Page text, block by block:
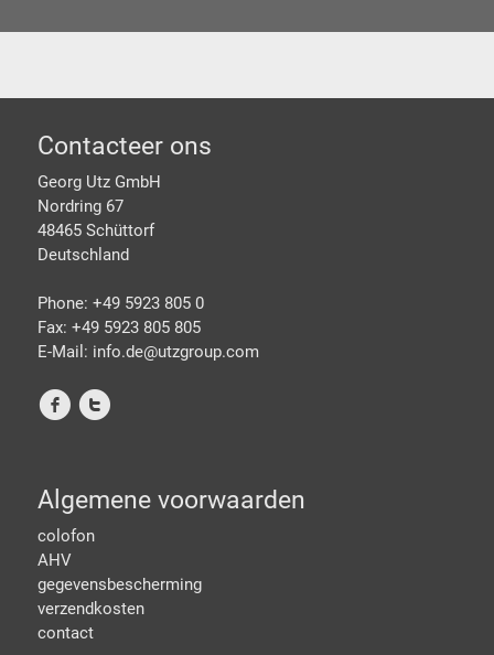
Footer
Contacteer ons
Georg Utz GmbH
Nordring 67
48465 Schüttorf
Deutschland
Phone: +49 5923 805 0
Fax: +49 5923 805 805
E-Mail: info.de@utzgroup.com
f t
Algemene voorwaarden
colofon
AHV
gegevensbescherming
verzendkosten
contact